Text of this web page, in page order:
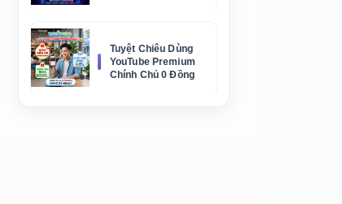
Tuyệt Chiêu Dùng
YouTube Premium
Chính Chủ 0 Đồng